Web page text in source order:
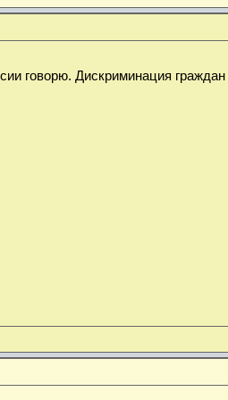
говорю. Дискриминация